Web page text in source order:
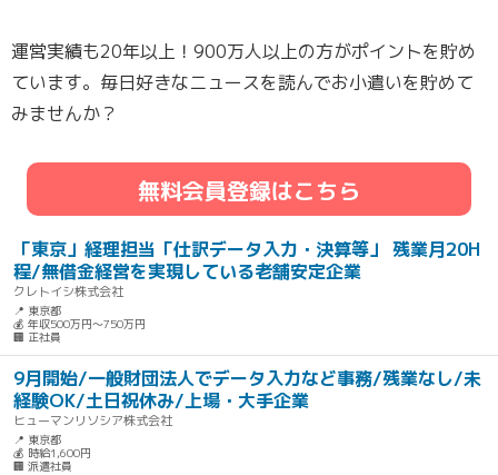
運営実績も20年以上！900万人以上の方がポイントを貯め
ています。毎日好きなニュースを読んでお小遣いを貯めて
みませんか？
無料会員登録はこちら
「東京」経理担当「仕訳データ入力・決算等」 残業月20H
程/無借金経営を実現している老舗安定企業
クレトイシ株式会社
📍 東京都
💰 年収500万円～750万円
🏢 正社員
9月開始/一般財団法人でデータ入力など事務/残業なし/未
経験OK/土日祝休み/上場・大手企業
ヒューマンリソシア株式会社
📍 東京都
💰 時給1,600円
🏢 派遣社員